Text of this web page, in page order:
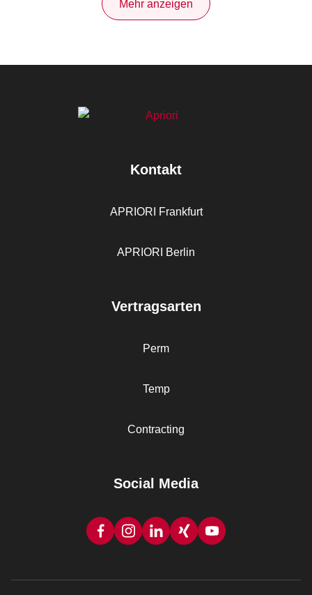
Mehr anzeigen
Kontakt
APRIORI Frankfurt
APRIORI Berlin
Vertragsarten
Perm
Temp
Contracting
Social Media